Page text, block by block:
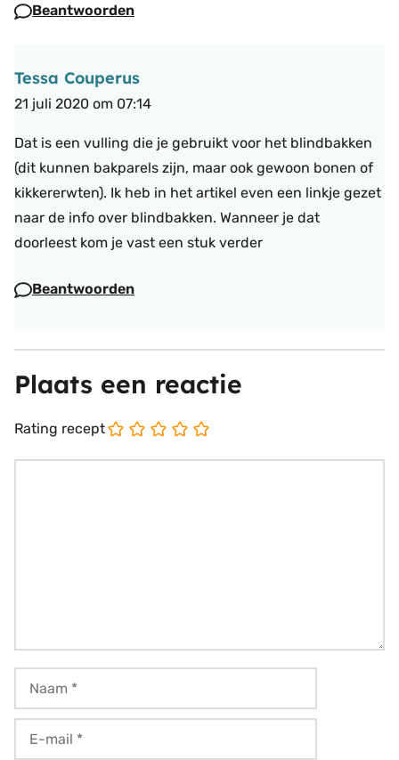
Beantwoorden
Tessa Couperus
21 juli 2020 om 07:14
Dat is een vulling die je gebruikt voor het blindbakken
(dit kunnen bakparels zijn, maar ook gewoon bonen of
kikkererwten). Ik heb in het artikel even een linkje gezet
naar de info over blindbakken. Wanneer je dat
doorleest kom je vast een stuk verder
Beantwoorden
Plaats een reactie
Rating recept
mail